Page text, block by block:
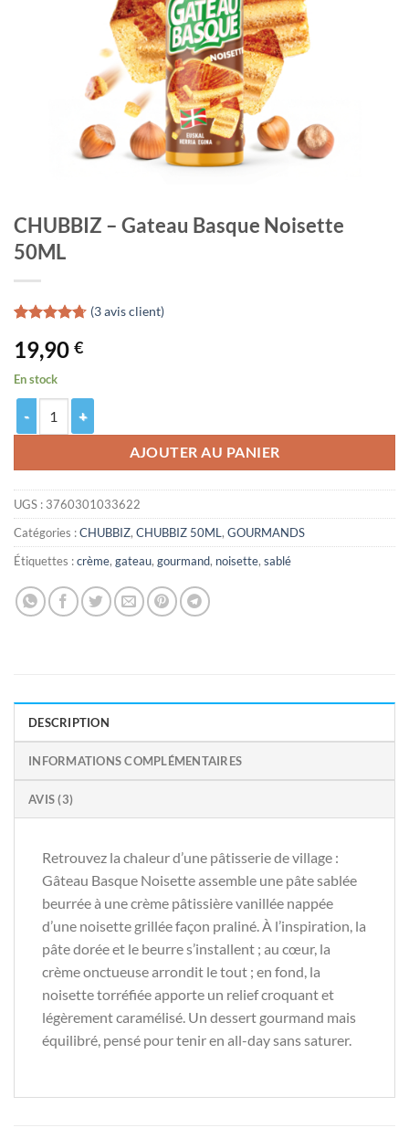
CHUBBIZ – Gateau Basque Noisette
50ML
sur 5 basé
sur
notations
(3avis client)
19,90 €
En stock
AJOUTER AU PANIER
UGS : 3760301033622
Catégories :CHUBBIZ, CHUBBIZ 50ML , GOURMANDS
Étiquettes :crème, gateau, gourmand, noisette, sablé
DESCRIPTION
INFORMATIONS COMPLÉMENTAIRES
AVIS (3)
Retrouvez la chaleur d’une pâtisserie de village :
Gâteau Basque Noisette assemble une pâte sablée
beurrée à une crème pâtissière vanillée nappée
d’une noisette grillée façon praliné. À l’inspiration, la
pâte dorée et le beurre s’installent ; au cœur, la
crème onctueuse arrondit le tout ; en fond, la
noisette torréfiée apporte un relief croquant et
légèrement caramélisé. Un dessert gourmand mais
équilibré, pensé pour tenir en all-day sans saturer.